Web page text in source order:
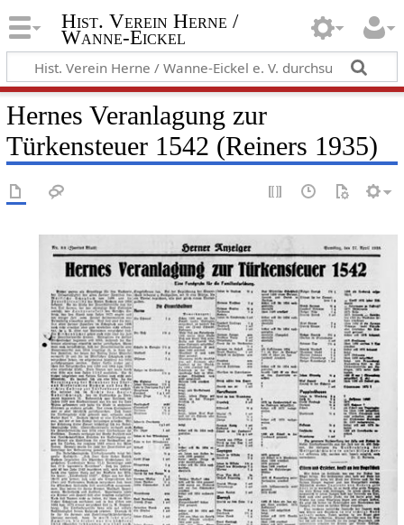
Hist. Verein Herne /
Wanne-Eickel
Hernes Veranlagung zur
Türkensteuer 1542 (Reiners 1935)